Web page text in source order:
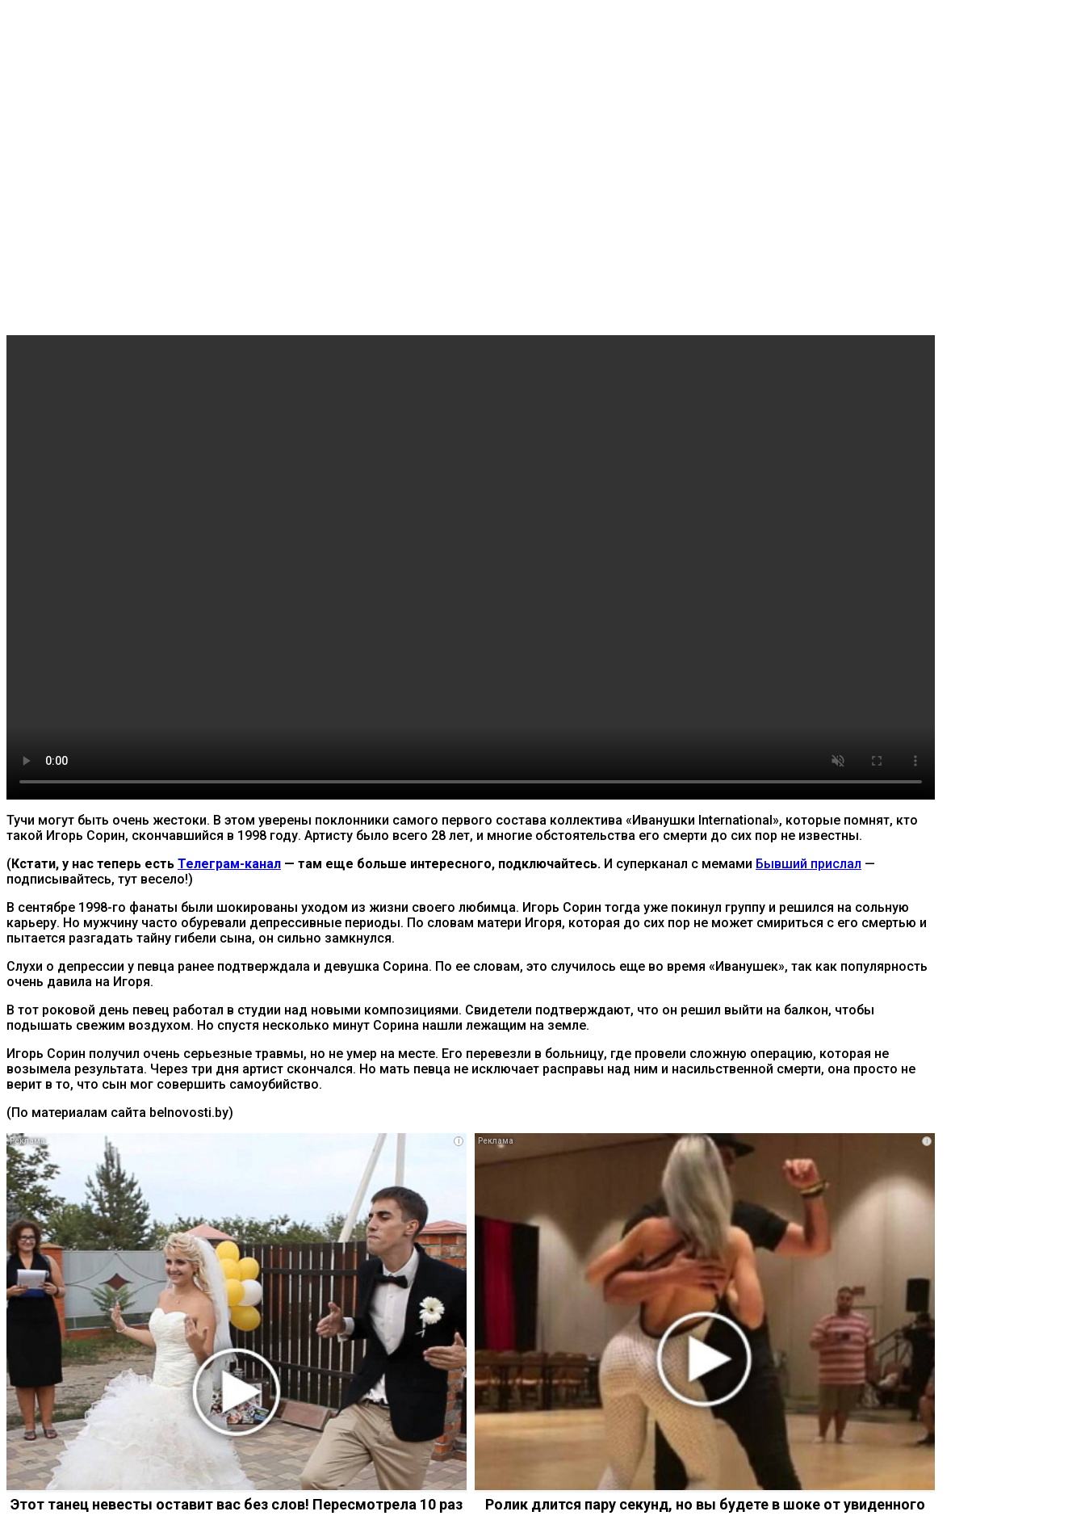
Тучи могут быть очень жестоки. В этом уверены поклонники самого первого состава коллектива «Иванушки International», которые помнят, кто
такой Игорь Сорин, скончавшийся в 1998 году. Артисту было всего 28 лет, и многие обстоятельства его смерти до сих пор не известны.
( Кстати, у нас теперь есть Телеграм-канал — там еще больше интересного, подключайтесь. И суперканал с мемами Бывший прислал —
подписывайтесь, тут весело!)
В сентябре 1998-го фанаты были шокированы уходом из жизни своего любимца. Игорь Сорин тогда уже покинул группу и решился на сольную
карьеру. Но мужчину часто обуревали депрессивные периоды. По словам матери Игоря, которая до сих пор не может смириться с его смертью и
пытается разгадать тайну гибели сына, он сильно замкнулся.
Слухи о депрессии у певца ранее подтверждала и девушка Сорина. По ее словам, это случилось еще во время «Иванушек», так как популярность
очень давила на Игоря.
В тот роковой день певец работал в студии над новыми композициями. Свидетели подтверждают, что он решил выйти на балкон, чтобы
подышать свежим воздухом. Но спустя несколько минут Сорина нашли лежащим на земле.
Игорь Сорин получил очень серьезные травмы, но не умер на месте. Его перевезли в больницу, где провели сложную операцию, которая не
возымела результата. Через три дня артист скончался. Но мать певца не исключает расправы над ним и насильственной смерти, она просто не
верит в то, что сын мог совершить самоубийство.
(По материалам сайта belnovosti.by)
i
Этот танец невесты оставит вас без слов! Пересмотрела 10 раз
i
Ролик длится пару секунд, но вы будете в шоке от увиденного